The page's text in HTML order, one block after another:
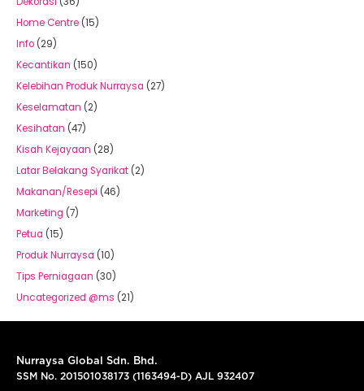
Home Centre (15)
Info (29)
Kecantikan (150)
Kelebihan Produk Nurraysa (27)
Keselamatan (2)
Kesihatan (47)
Kisah Kejayaan (28)
Latar Belakang Syarikat (2)
Makanan/Resepi (46)
Marketing (7)
Petua (15)
Produk Nurraysa (10)
Tips Perniagaan (30)
Uncategorized @ms (21)
Nurraysa Global Sdn. Bhd.
SSM No. 201501038173 (1163494-D) AJL 932407